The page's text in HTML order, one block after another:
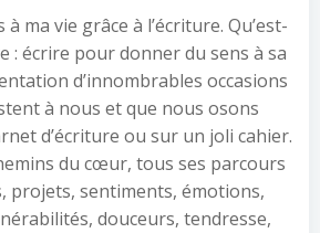
à ma vie grâce à l’écriture. Qu’est-
: écrire pour donner du sens à sa
d’innombrables occasions
à nous et que nous osons
d’écriture ou sur un joli cahier.
du cœur, tous ses parcours
projets, sentiments, émotions,
douceurs, tendresse,